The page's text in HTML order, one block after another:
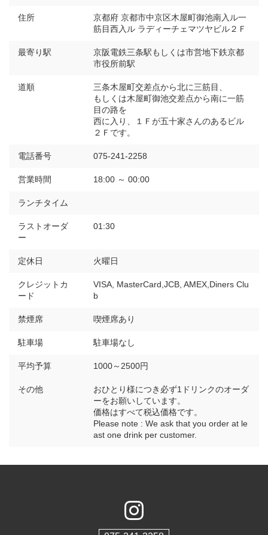
住所
京都府 京都市中京区木屋町御池南入ル一
筋目西入ル ラディーチェマツヤビル２Ｆ
最寄り駅
京阪電鉄三条駅もしくは市営地下鉄京都
市役所前駅
道順
三条木屋町交差点から北に三筋目、
もしくは木屋町御池交差点から南に一筋
目の路を
西に入り、１Ｆが五十家さんのあるビル
２Ｆです。
電話番号 075-241-2258
営業時間 18:00 ～ 00:00
ランチタイム
ラストオーダ
ー
01:30
定休日 火曜日
クレジットカ
ード
VISA, MasterCard,JCB, AMEX,Diners Clu
b
禁煙席 喫煙席あり
駐車場 駐車場なし
平均予算 1000～2500円
その他
おひとり様につき必ず1ドリンクのオーダ
ーをお願いしています。
価格はすべて税込価格です。
Please note : We ask that you order at le
ast one drink per customer.